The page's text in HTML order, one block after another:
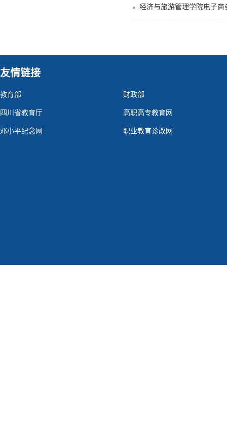
经济与旅游管理学院电子商
友情链接
教育部 财政部
四川省教育厅 高职高专教育网
邓小平纪念网 职业教育诊改网